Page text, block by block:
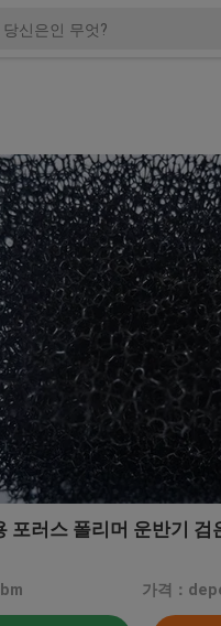
포러스 폴리머 운반기 검
가격：